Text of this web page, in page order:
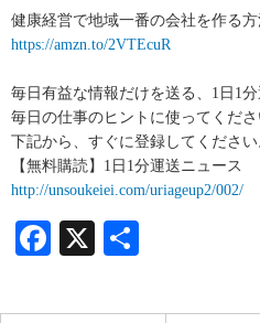
健康経営で地域一番の会社を作る
https://amzn.to/2VTEcuR
毎日有益な情報だけを送る、1日1
毎日の仕事のヒントに使ってくださ
下記から、すぐに登録してください
【無料購読】1日1分運送ニュース
http://unsoukeiei.com/uriageup2/002/
Facebook
X